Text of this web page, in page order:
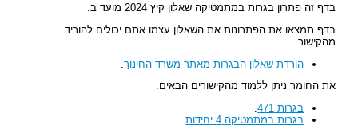
בדף זה פתרון בגרות במתמטיקה שאלון קיץ 2024 מועד ב.
בדף תמצאו את הפתרונות את השאלון עצמו אתם יכולים להוריד
מהקישור.
הורדת שאלון הבגרות מאתר משרד החינוך.
את החומר ניתן ללמוד מהקישורים הבאים:
בגרות 471
.
בגרות במתמטיקה 4 יחידות
.